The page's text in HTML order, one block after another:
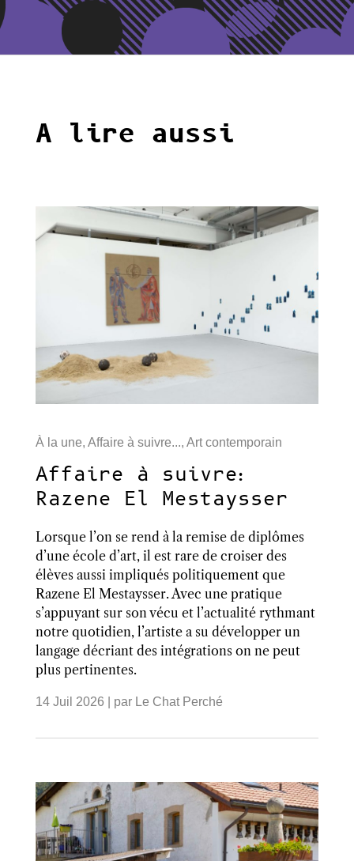
A lire aussi
À la une, Affaire à suivre..., Art contemporain
Affaire à suivre:
Razene El Mestaysser
Lorsque l’on se rend à la remise de diplômes
d’une école d’art, il est rare de croiser des
élèves aussi impliqués politiquement que
Razene El Mestaysser. Avec une pratique
s’appuyant sur son vécu et l’actualité rythmant
notre quotidien, l’artiste a su développer un
langage décriant des intégrations on ne peut
plus pertinentes.
14 Juil 2026 | par Le Chat Perché